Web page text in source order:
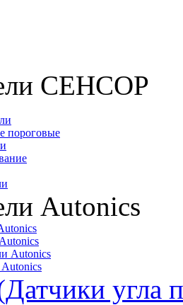
СЕНСОР
пороговые
Autonics
Autonics
угла